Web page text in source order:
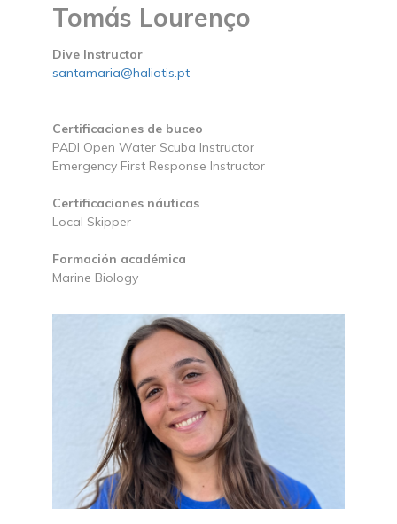
Tomás Lourenço
Dive Instructor
santamaria@haliotis.pt
Certificaciones de buceo
PADI Open Water Scuba Instructor
Emergency First Response Instructor
Certificaciones náuticas
Local Skipper
Formación académica
Marine Biology